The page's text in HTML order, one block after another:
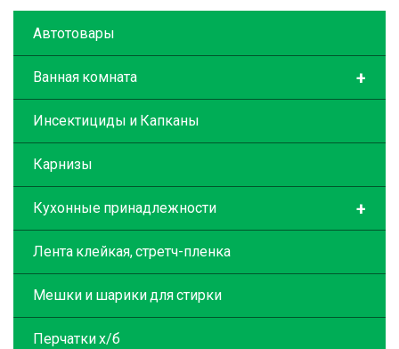
Автотовары
+
Ванная комната
Инсектициды и Капканы
Карнизы
+
Кухонные принадлежности
Лента клейкая, стретч-пленка
Мешки и шарики для стирки
Перчатки х/б